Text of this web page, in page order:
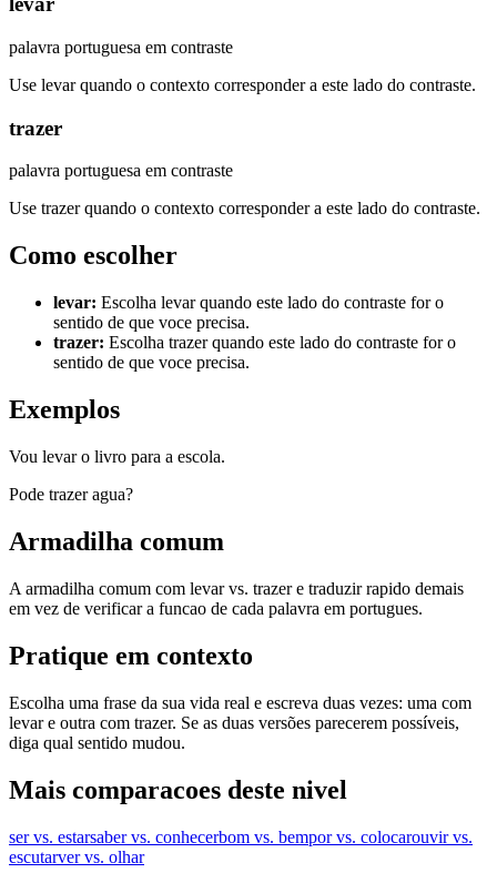
palavra portuguesa em contraste
Use levar quando o contexto corresponder a este lado do contraste.
trazer
palavra portuguesa em contraste
Use trazer quando o contexto corresponder a este lado do contraste.
Como escolher
levar: Escolha levar quando este lado do contraste for o
sentido de que voce precisa.
trazer: Escolha trazer quando este lado do contraste for o
sentido de que voce precisa.
Exemplos
Vou levar o livro para a escola.
Pode trazer agua?
Armadilha comum
A armadilha comum com levar vs. trazer e traduzir rapido demais
em vez de verificar a funcao de cada palavra em portugues.
Pratique em contexto
Escolha uma frase da sua vida real e escreva duas vezes: uma com
levar e outra com trazer. Se as duas versões parecerem possíveis,
diga qual sentido mudou.
Mais comparacoes deste nivel
ser vs. estarsaber vs. conhecerbom vs. bempor vs. colocarouvir vs.
escutarver vs. olhar